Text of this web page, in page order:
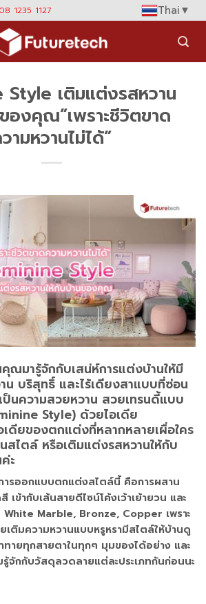
1235 1127 Thai▼
Style เติมแต่งรสหวาน
องคุณ”เพราะชีวิตขาด
ามหวานไม่ได้”
ณมารู้จักกับเสน่ห์การแต่งบ้านให้มี
น บริสุทธิ์ และไร้เดียงสาแบบที่ซ่อน
นความสวยหวาน สวยเทรนดี้แบบ
Style) ด้วยไอเดีย
เดียของตกแต่งที่หลากหลายเผื่อใคร
สไตล์ หรือเติมแต่งรสหวานให้กับ
ะ
ารออกแบบตกแต่งสไตล์นี้ คือการผสาน
เข้ากับเส้นสายดีไซน์โค้งเว้าเย้ายวน และ
White Marble, Bronze, Copper เพราะ
เติมความหวานแบบหรูหรามีสไตล์ให้บ้านดู
ายทุกสายตาในทุกๆ มุมของได้อย่าง และ
รู้จักกับวัสดุลวดลายแต่ละประเภทกันก่อนนะ